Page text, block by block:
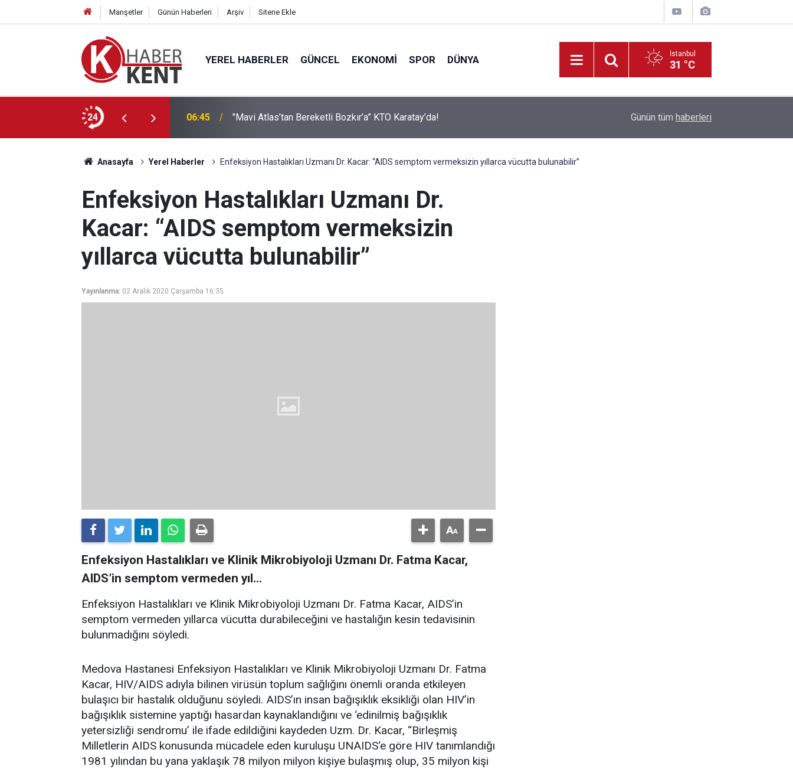
Manşetler Günün Haberleri Arşiv Sitene Ekle
YEREL HABERLER GÜNCEL EKONOMI SPOR DÜNYA İstanbul
31 °C
24 06:45 "Mavi Atlas’tan Bereketli Bozkır’a” KTO Karatay’da! Hayırsever Desteğiyle Tatbikat Mescidi İnşa
Günün tüm haberleri
Anasayfa Yerel Haberler Enfeksiyon Hastalıkları Uzmanı Dr. Kacar: “AIDS semptom vermeksizin yıllarca vücutta bulunabilir”
Enfeksiyon Hastalıkları Uzmanı Dr.
Kacar: “AIDS semptom vermeksizin
yıllarca vücutta bulunabilir”
Yayınlanma: 02 Aralık 2020 Çarşamba 16:35
Enfeksiyon Hastalıkları ve Klinik Mikrobiyoloji Uzmanı Dr. Fatma Kacar,
AIDS’in semptom vermeden yıl...
Enfeksiyon Hastalıkları ve Klinik Mikrobiyoloji Uzmanı Dr. Fatma Kacar, AIDS’in
semptom vermeden yıllarca vücutta durabileceğini ve hastalığın kesin tedavisinin
bulunmadığını söyledi.
Medova Hastanesi Enfeksiyon Hastalıkları ve Klinik Mikrobiyoloji Uzmanı Dr. Fatma
Kacar, HIV/AIDS adıyla bilinen virüsün toplum sağlığını önemli oranda etkileyen
bulaşıcı bir hastalık olduğunu söyledi. AIDS’ın insan bağışıklık eksikliği olan HIV’in
bağışıklık sistemine yaptığı hasardan kaynaklandığını ve ‘edinilmiş bağışıklık
yetersizliği sendromu’ ile ifade edildiğini kaydeden Uzm. Dr. Kacar, “Birleşmiş
Milletlerin AIDS konusunda mücadele eden kuruluşu UNAIDS‘e göre HIV tanımlandığı
1981 yılından bu yana yaklaşık 78 milyon milyon kişiye bulaşmış olup, 35 milyon kişi